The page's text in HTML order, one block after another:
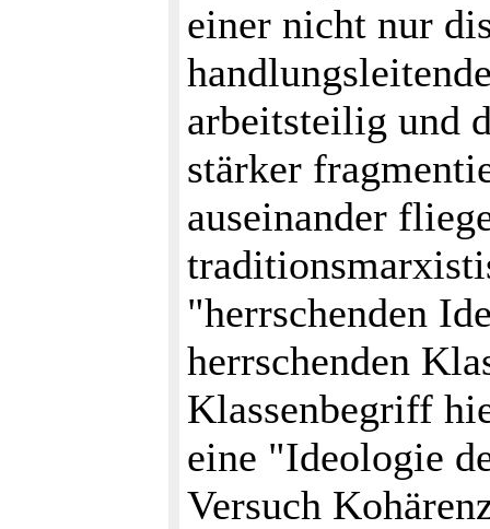
einer nicht nur
arbeitsteilig und
stärker
auseinander
"herrschenden
herrschenden
Klassenbegriff
eine "Ideologie
Versuch